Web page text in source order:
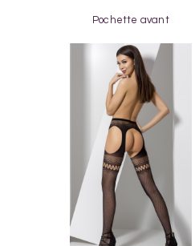
Pochette avant